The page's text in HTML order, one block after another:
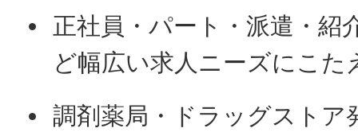
正社員・パート・派遣・紹
ど幅広い求人ニーズにこた
調剤薬局・ドラッグストア